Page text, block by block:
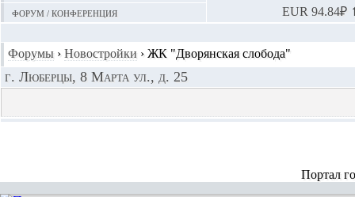
Форум / конференция
EUR 94.84₽
Форумы › Новостройки › ЖК "Дворянская слобода"
г. Люберцы, 8 Марта ул., д. 25
Портал